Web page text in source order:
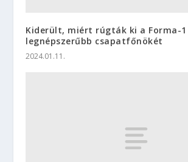
Kiderült, miért rúgták ki a Forma-1
legnépszerűbb csapatfőnökét
2024.01.11.